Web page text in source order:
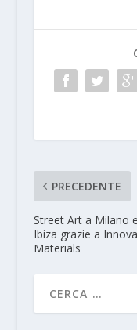
PRECEDENTE
Street Art a Milano e
Ibiza grazie a
Materials